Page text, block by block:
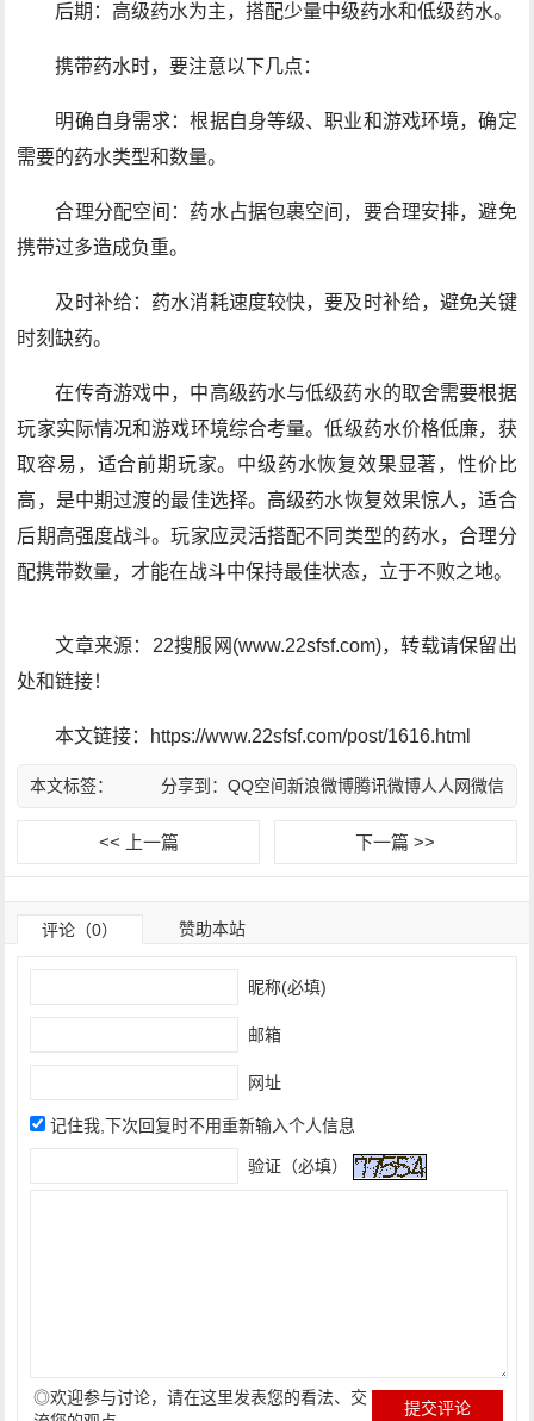
后期：高级药水为主，搭配少量中级药水和低级药水。
携带药水时，要注意以下几点：
明确自身需求：根据自身等级、职业和游戏环境，确定
需要的药水类型和数量。
合理分配空间：药水占据包裹空间，要合理安排，避免
携带过多造成负重。
及时补给：药水消耗速度较快，要及时补给，避免关键
时刻缺药。
在传奇游戏中，中高级药水与低级药水的取舍需要根据
玩家实际情况和游戏环境综合考量。低级药水价格低廉，获
取容易，适合前期玩家。中级药水恢复效果显著，性价比
高，是中期过渡的最佳选择。高级药水恢复效果惊人，适合
后期高强度战斗。玩家应灵活搭配不同类型的药水，合理分
配携带数量，才能在战斗中保持最佳状态，立于不败之地。
文章来源：22搜服网(www.22sfsf.com)，转载请保留出
处和链接！
本文链接：https://www.22sfsf.com/post/1616.html
分享到： QQ空间新浪微博腾讯微博人人网微信
本文标签：
<< 上一篇 下一篇 >>
评论（0） 赞助本站
昵称(必填)
邮箱
网址
记住我,下次回复时不用重新输入个人信息
验证（必填）
◎欢迎参与讨论，请在这里发表您的看法、交